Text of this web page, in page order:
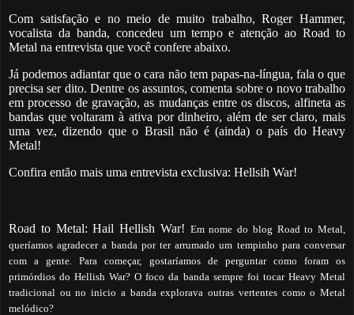
Com satisfação e no meio de muito trabalho, Roger Hammer,
vocalista da banda, concedeu um tempo e atenção ao Road to
Metal na entrevista que você confere abaixo.
Já podemos adiantar que o cara não tem papas-na-língua, fala o que
precisa ser dito. Dentre os assuntos, comenta sobre o novo trabalho
em processo de gravação, as mudanças entre os discos, alfineta as
bandas que voltaram à ativa por dinheiro, além de ser claro, mais
uma vez, dizendo que o Brasil não é (ainda) o país do Heavy
Metal!
Confira então mais uma entrevista exclusiva: Hellsih War!
Road to Metal: Hail Hellish War! Em nome do blog Road to Metal,
queríamos agradecer a banda por ter arrumado um tempinho para conversar
com a gente. Para começar, gostaríamos de perguntar como foram os
primórdios do Hellish War? O foco da banda sempre foi tocar Heavy Metal
tradicional ou no inicio a banda explorava outras vertentes como o Metal
melódico?